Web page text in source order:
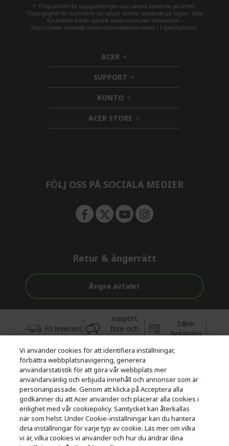
* 1Tidpunkten för uppgraderingen kan variera beroende på enhet.
Tillgänglighet för funktioner och appar varierar beroende på region. Vissa
funktioner kräver specifik maskinvara (mer information i
https://www.microsoft.com/sv-se/windows/windows-11-specifications).
ACER h
i
d
d
e
n
SUPPORT h
i
d
d
e
n
KONTO h
i
d
d
ACER STORE h
i
FÖLJ OSS PÅ SOCIALA MEDIER
Retur & ångerrätt
Ångra avtalet
Fri leverans
support
före och
efter köp
Säker
betalning
© 2026 Acer Inc.
CPYou BV är auktoriserad återförsäljare och försäljare av de
produkter och tjänster som erbjuds i denna butik.
Vi använder cookies för att identifiera inställningar,
förbättra webbplatsnavigering, generera
användarstatistik för att göra vår webbplats mer
användarvänlig och erbjuda innehåll och annonser som är
personanpassade. Genom att klicka på Acceptera alla
godkänner du att Acer använder och placerar alla cookies i
enlighet med vår cookiepolicy. Samtycket kan återkallas
när som helst. Under Cookie-inställningar kan du hantera
dina inställningar för varje typ av cookie. Läs mer om vilka
vi är, vilka cookies vi använder och hur du ändrar dina